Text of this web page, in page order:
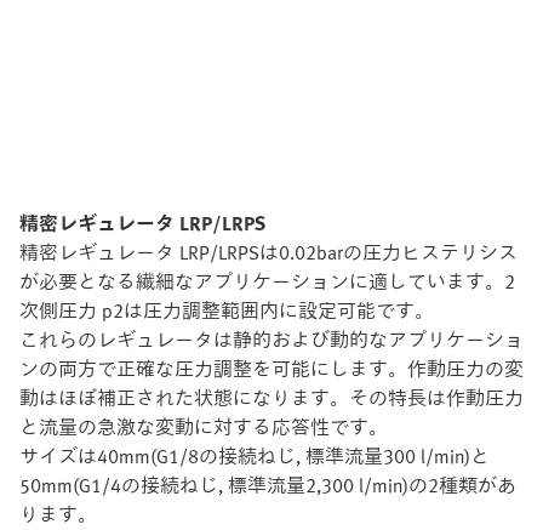
精密レギュレータ LRP/LRPS
精密レギュレータ LRP/LRPSは0.02barの圧力ヒステリシス
が必要となる繊細なアプリケーションに適しています。2
次側圧力 p2は圧力調整範囲内に設定可能です。
これらのレギュレータは静的および動的なアプリケーショ
ンの両方で正確な圧力調整を可能にします。作動圧力の変
動はほぼ補正された状態になります。その特長は作動圧力
と流量の急激な変動に対する応答性です。
サイズは40mm(G1/8の接続ねじ, 標準流量300 l/min)と
50mm(G1/4の接続ねじ, 標準流量2,300 l/min)の2種類があ
ります。